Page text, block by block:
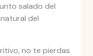
salado del
del
no te pierdas